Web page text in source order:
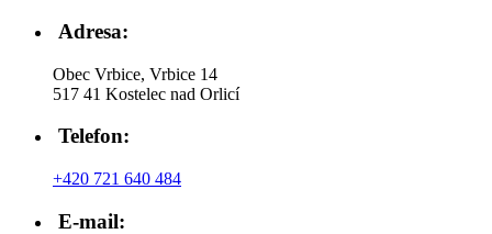
Adresa:
Obec Vrbice, Vrbice 14
517 41 Kostelec nad Orlicí
Telefon:
+420 721 640 484
E-mail: